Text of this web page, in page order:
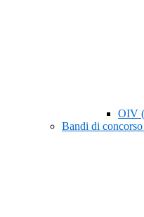
OIV
Bandi di concorso